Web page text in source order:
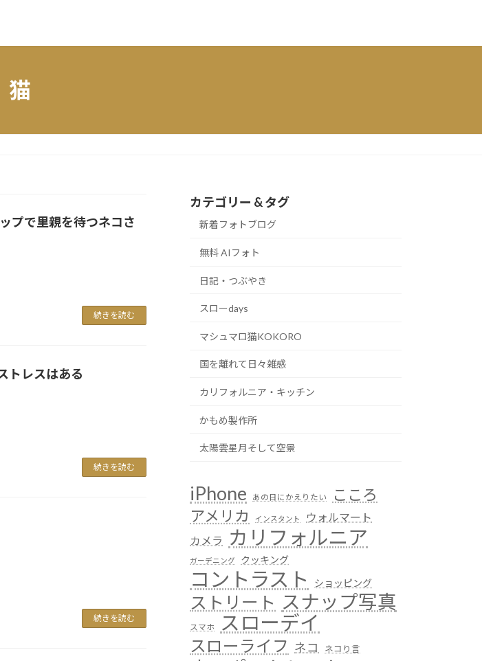
猫
プで里親を待つネコさ
続きを読む
トレスはある
続きを読む
続きを読む
カテゴリー & タグ
新着フォトブログ
無料 AIフォト
日記・つぶやき
スローdays
マシュマロ猫KOKORO
国を離れて日々雑感
カリフォルニア・キッチン
かもめ製作所
太陽雲星月そして空景
iPhone あの日にかえりたい
こころ
アメリカ
インスタント
ウォルマート
カメラ
カリフォルニア
ガーデニング クッキング
コントラスト ショッピング
ストリート スナップ写真
スマホ スローデイ
スローライフ ネコ ネコり言